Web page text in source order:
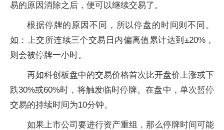
易的原因消除之后，便可以继续交易了。
根据停牌的原因不同，所以停盘的时间则不同。
如：上交所连续三个交易日内偏离值累计达到±20%，
则会被停牌一小时。
再如科创板盘中的交易价格首次比开盘价上涨或下
跌30%或60%时，将触发临时停牌。在盘中，单次暂停
交易的持续时间为10分钟。
如果上市公司要进行资产重组，那么停牌时间可能